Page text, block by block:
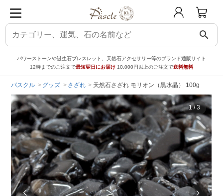
search
パワーストーンや誕生石ブレスレット、天然石アクセサリー等のブランド通販サイト
12時までのご注文で最短翌日にお届け 10,000円以上のご注文で送料無料
パスクル グッズ さざれ 天然石さざれ モリオン（黒水晶） 100g
1/3